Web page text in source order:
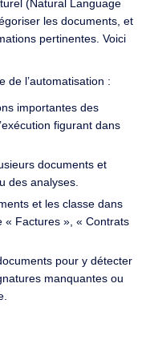
(Natural Language
les documents, et
pertinentes. Voici
de l’automatisation :
importantes des
figurant dans
documents et
des analyses.
et les classe dans
« Factures », « Contrats
pour y détecter
manquantes ou